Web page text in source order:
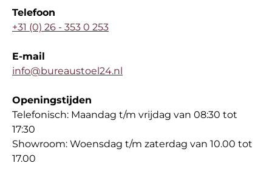
Telefoon
+31 (0) 26 - 353 0 253
E-mail
info@bureaustoel24.nl
Openingstijden
Telefonisch: Maandag t/m vrijdag van 08:30 tot
17:30
Showroom: Woensdag t/m zaterdag van 10.00 tot
17.00